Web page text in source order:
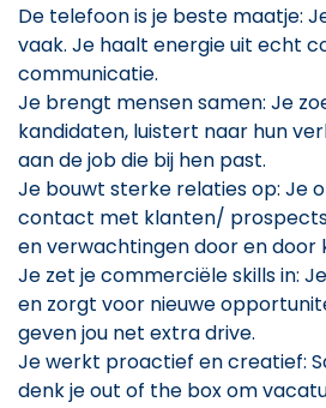
De telefoon is je beste maatje:
vaak. Je haalt energie uit echt
communicatie.
Je brengt mensen samen: Je
kandidaten, luistert naar hun
aan de job die bij hen past.
Je bouwt sterke relaties op: Je
contact met klanten/
en verwachtingen door en door
Je zet je commerciële skills in:
en zorgt voor nieuwe
geven jou net extra drive.
Je werkt proactief en creatief:
denk je out of the box om